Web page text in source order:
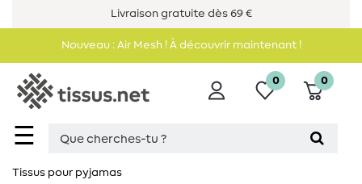
Livraison gratuite dès 69 €
Nouveau : Air Mesh ! À découvrir maintenant !
☰
0 0
Tissus pour pyjamas